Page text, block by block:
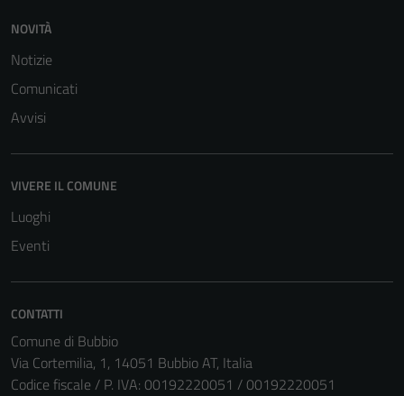
NOVITÀ
Notizie
Comunicati
Avvisi
VIVERE IL COMUNE
Luoghi
Eventi
CONTATTI
Comune di Bubbio
Via Cortemilia, 1, 14051 Bubbio AT, Italia
Codice fiscale / P. IVA: 00192220051 / 00192220051